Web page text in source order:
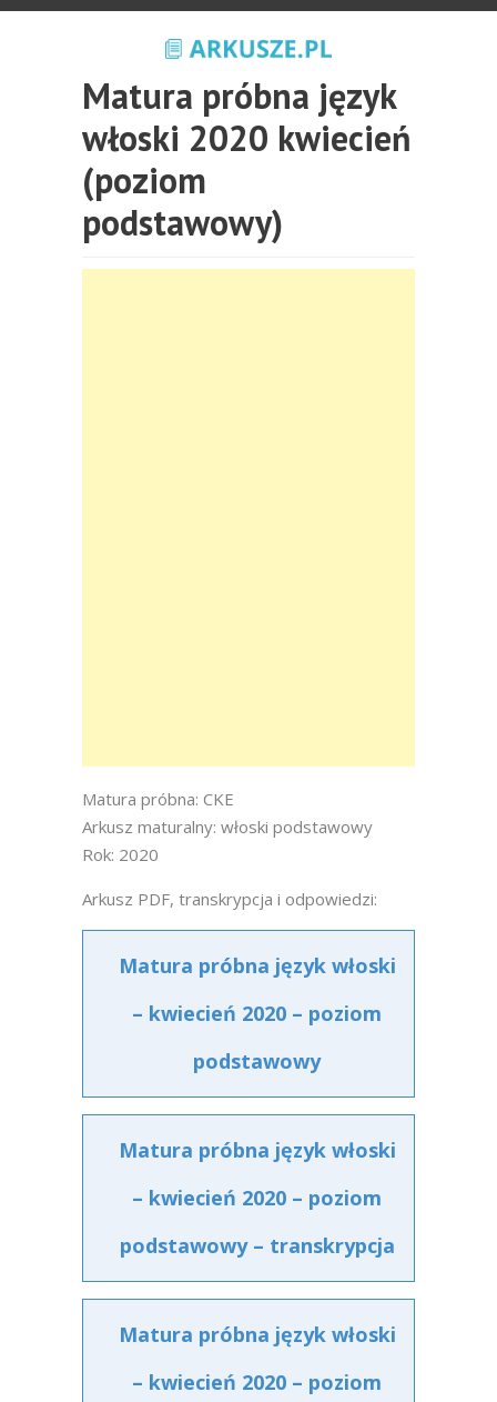
Matura próbna język
włoski 2020 kwiecień
(poziom
podstawowy)
Matura próbna: CKE
Arkusz maturalny: włoski podstawowy
Rok: 2020
Arkusz PDF, transkrypcja i odpowiedzi:
Matura próbna język włoski
– kwiecień 2020 – poziom
podstawowy
Matura próbna język włoski
– kwiecień 2020 – poziom
podstawowy – transkrypcja
Matura próbna język włoski
– kwiecień 2020 – poziom